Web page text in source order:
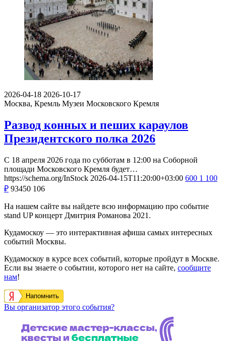
2026-04-18 2026-10-17
Москва, Кремль Музеи Московского Кремля
Развод конных и пеших караулов
Президентского полка 2026
С 18 апреля 2026 года по субботам в 12:00 на Соборной
площади Московского Кремля будет…
https://schema.org/InStock 2026-04-15T11:20:00+03:00 600 1 100
₽ 93450 106
На нашем сайте вы найдете всю информацию про событие
stand UP концерт Дмитрия Романова 2021.
Кудамоскоу — это интерактивная афиша самых интересных
событий Москвы.
Кудамоскоу в курсе всех событий, которые пройдут в Москве.
Если вы знаете о событии, которого нет на сайте, сообщите
нам!
Напомнить
Вы организатор этого события?